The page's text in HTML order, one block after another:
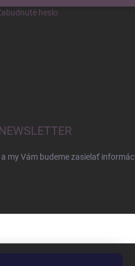
heslo
my Vám budeme zasielať